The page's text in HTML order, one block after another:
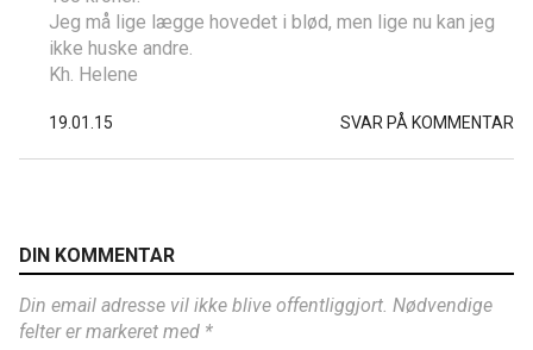
Jeg må lige lægge hovedet i blød, men lige nu kan jeg
ikke huske andre.
Kh. Helene
19.01.15 SVAR PÅ KOMMENTAR
DIN KOMMENTAR
Din email adresse vil ikke blive offentliggjort. Nødvendige
felter er markeret med *